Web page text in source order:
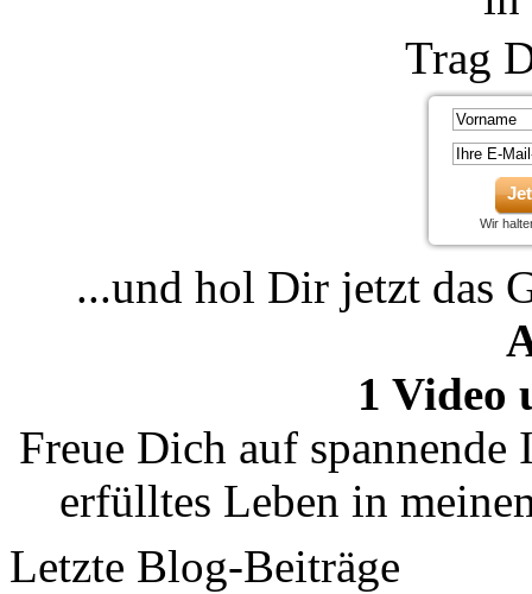
Trag
Wir
...und hol Dir jetzt das
1 Video
Freue Dich auf
erfülltes Leben in
Letzte Blog-Beiträge